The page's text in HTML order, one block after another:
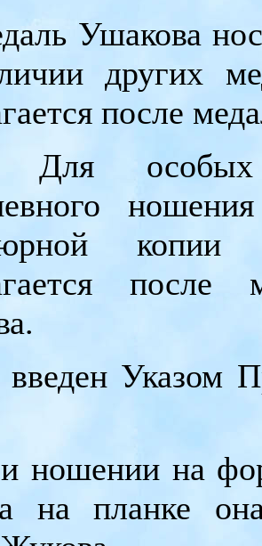
Ушакова
других
после
Для особых
копии
Указом
ношении на
на планке